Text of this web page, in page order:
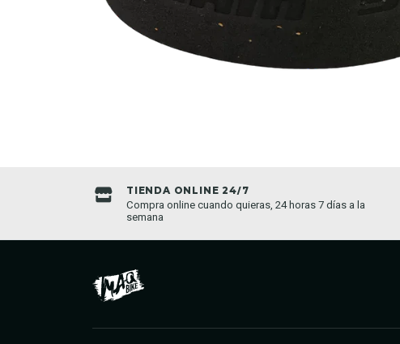
TIENDA ONLINE 24/7
Compra online cuando quieras, 24 horas 7 días a la
semana